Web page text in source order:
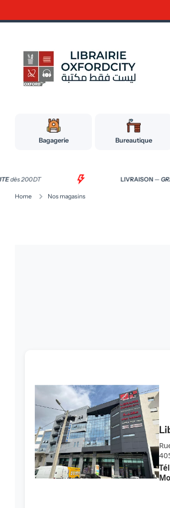
Bagagerie Bureautique
dès 200 DT LIVRAISON—
Home Nos magasins